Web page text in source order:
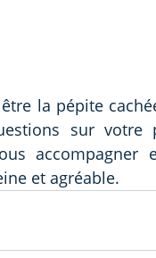
la pépite
et agréable.